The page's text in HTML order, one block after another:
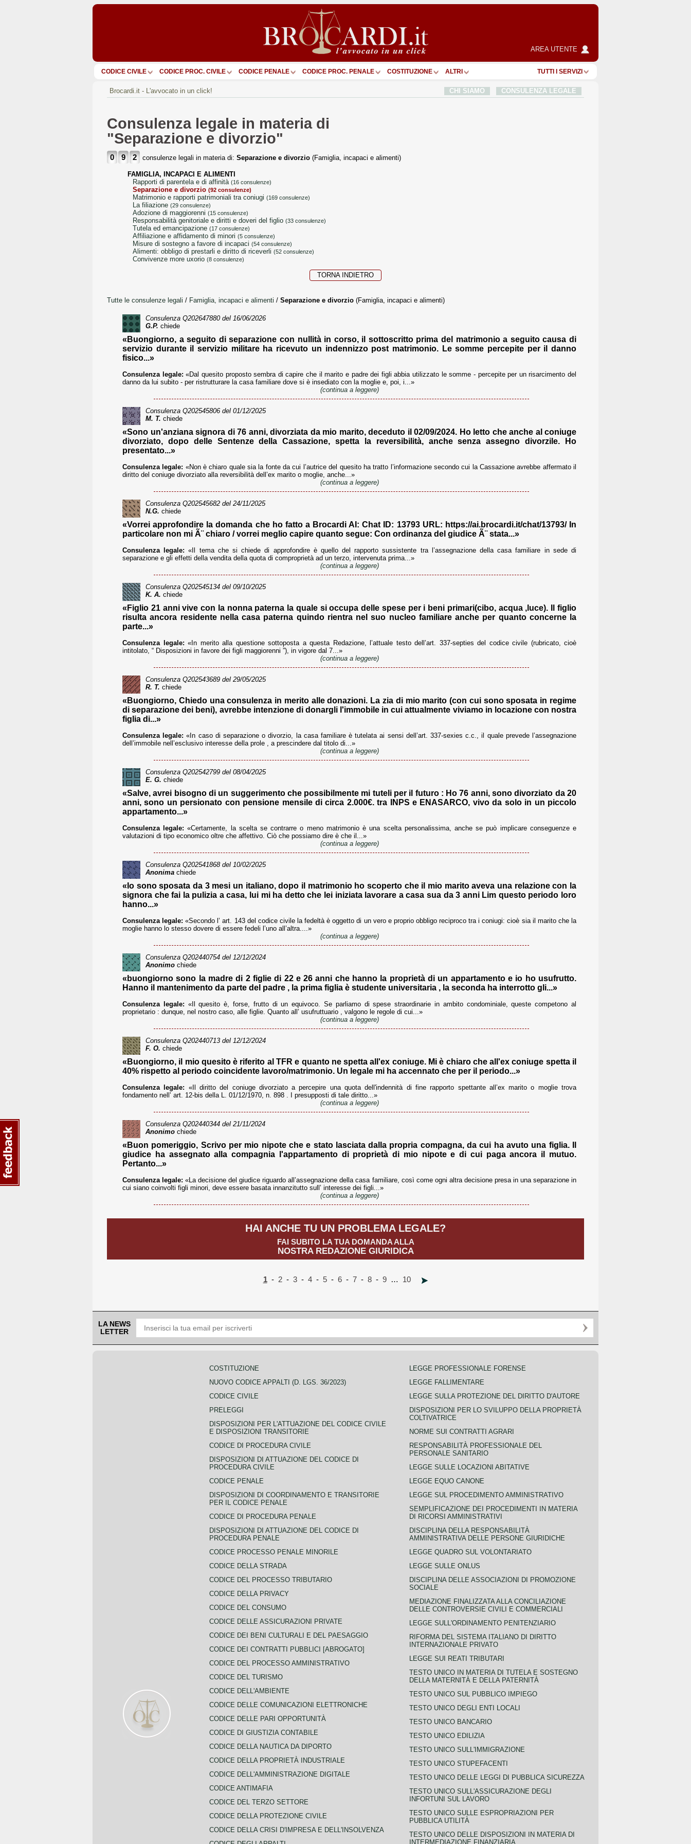
AREA UTENTE
CODICE CIVILE CODICE PROC. CIVILE CODICE PENALE CODICE PROC. PENALE COSTITUZIONE ALTRI TUTTI I SERVIZI
Brocardi.it - L'avvocato in un click! CHI SIAMO CONSULENZA LEGALE
Consulenza legale in materia di
"Separazione e divorzio"
0 9 2 consulenze legali in materia di: Separazione e divorzio (Famiglia, incapaci e alimenti)
FAMIGLIA, INCAPACI E ALIMENTI
rapporti di parentela e di affinità (16 consulenze)
separazione e divorzio (92 consulenze)
matrimonio e rapporti patrimoniali tra coniugi (169 consulenze)
la filiazione (29 consulenze)
adozione di maggiorenni (15 consulenze)
responsabilità genitoriale e diritti e doveri del figlio (33 consulenze)
tutela ed emancipazione (17 consulenze)
affiliazione e affidamento di minori (5 consulenze)
misure di sostegno a favore di incapaci (54 consulenze)
alimenti: obbligo di prestarli e diritto di riceverli (52 consulenze)
convivenze more uxorio (8 consulenze)
TORNA INDIETRO
Tutte le consulenze legali / Famiglia, incapaci e alimenti / Separazione e divorzio (Famiglia, incapaci e alimenti)
Consulenza Q202647880del 16/06/2026
G.P. chiede
«Buongiorno, a seguito di separazione con nullità in corso, il sottoscritto prima del matrimonio a seguito causa di
servizio durante il servizio militare ha ricevuto un indennizzo post matrimonio. Le somme percepite per il danno
fisico...»
Consulenza legale: «Dal quesito proposto sembra di capire che il marito e padre dei figli abbia utilizzato le somme - percepite per un risarcimento del
danno da lui subito - per ristrutturare la casa familiare dove si è insediato con la moglie e, poi, i...»
(continua a leggere)
Consulenza Q202545806 del 01/12/2025
M. T. chiede
«Sono un'anziana signora di 76 anni, divorziata da mio marito, deceduto il 02/09/2024. Ho letto che anche al coniuge
divorziato, dopo delle Sentenze della Cassazione, spetta la reversibilità, anche senza assegno divorzile. Ho
presentato...»
Consulenza legale: «Non è chiaro quale sia la fonte da cui l’autrice del quesito ha tratto l’informazione secondo cui la Cassazione avrebbe affermato il
diritto del coniuge divorziato alla reversibilità dell’ex marito o moglie, anche...»
(continua a leggere)
Consulenza Q202545682 del 24/11/2025
N.G. chiede
«Vorrei approfondire la domanda che ho fatto a Brocardi AI: Chat ID: 13793 URL: https://ai.brocardi.it/chat/13793/ In
particolare non mi Ã¨ chiaro / vorrei meglio capire quanto segue: Con ordinanza del giudice Ã¨ stata...»
Consulenza legale: «Il tema che si chiede di approfondire è quello del rapporto sussistente tra l’assegnazione della casa familiare in sede di
separazione e gli effetti della vendita della quota di comproprietà ad un terzo, intervenuta prima...»
(continua a leggere)
Consulenza Q202545134 del 09/10/2025
K. A. chiede
«Figlio 21 anni vive con la nonna paterna la quale si occupa delle spese per i beni primari(cibo, acqua ,luce). Il figlio
risulta ancora residente nella casa paterna quindo rientra nel suo nucleo familiare anche per quanto concerne la
parte...»
Consulenza legale: «In merito alla questione sottoposta a questa Redazione, l’attuale testo dell’art. 337-septies del codice civile (rubricato, cioè
intitolato, “ Disposizioni in favore dei figli maggiorenni ”), in vigore dal 7...»
(continua a leggere)
Consulenza Q202543689 del 29/05/2025
R. T. chiede
«Buongiorno, Chiedo una consulenza in merito alle donazioni. La zia di mio marito (con cui sono sposata in regime
di separazione dei beni), avrebbe intenzione di donargli l'immobile in cui attualmente viviamo in locazione con nostra
figlia di...»
Consulenza legale: «In caso di separazione o divorzio, la casa familiare è tutelata ai sensi dell’art. 337-sexies c.c., il quale prevede l’assegnazione
dell’immobile nell’esclusivo interesse della prole , a prescindere dal titolo di...»
(continua a leggere)
Consulenza Q202542799 del 08/04/2025
E. G. chiede
«Salve, avrei bisogno di un suggerimento che possibilmente mi tuteli per il futuro : Ho 76 anni, sono divorziato da 20
anni, sono un persionato con pensione mensile di circa 2.000€. tra INPS e ENASARCO, vivo da solo in un piccolo
appartamento...»
Consulenza legale: «Certamente, la scelta se contrarre o meno matrimonio è una scelta personalissima, anche se può implicare conseguenze e
valutazioni di tipo economico oltre che affettivo. Ciò che possiamo dire è che il...»
(continua a leggere)
Consulenza Q202541868del 10/02/2025
Anonima chiede
«Io sono sposata da 3 mesi un italiano, dopo il matrimonio ho scoperto che il mio marito aveva una relazione con la
signora che fai la pulizia a casa, lui mi ha detto che lei iniziata lavorare a casa sua da 3 anni Lim questo periodo loro
hanno...»
Consulenza legale: «Secondo l’ art. 143 del codice civile la fedeltà è oggetto di un vero e proprio obbligo reciproco tra i coniugi: cioè sia il marito che la
moglie hanno lo stesso dovere di essere fedeli l’uno all’altra....»
(continua a leggere)
Consulenza Q202440754 del 12/12/2024
Anonimo chiede
«buongiorno sono la madre di 2 figlie di 22 e 26 anni che hanno la proprietà di un appartamento e io ho usufrutto.
Hanno il mantenimento da parte del padre , la prima figlia è studente universitaria , la seconda ha interrotto gli...»
Consulenza legale: «Il quesito è, forse, frutto di un equivoco. Se parliamo di spese straordinarie in ambito condominiale, queste competono al
proprietario : dunque, nel nostro caso, alle figlie. Quanto all’ usufruttuario , valgono le regole di cui...»
(continua a leggere)
Consulenza Q202440713 del 12/12/2024
F. O. chiede
«Buongiorno, il mio quesito è riferito al TFR e quanto ne spetta all'ex coniuge. Mi è chiaro che all'ex coniuge spetta il
40% rispetto al periodo coincidente lavoro/matrimonio. Un legale mi ha accennato che per il periodo...»
Consulenza legale: «Il diritto del coniuge divorziato a percepire una quota dell'indennità di fine rapporto spettante all’ex marito o moglie trova
fondamento nell’ art. 12-bis della L. 01/12/1970, n. 898 . I presupposti di tale diritto...»
(continua a leggere)
Consulenza Q202440344 del 21/11/2024
Anonimo chiede
«Buon pomeriggio, Scrivo per mio nipote che e stato lasciata dalla propria compagna, da cui ha avuto una figlia. Il
giudice ha assegnato alla compagnia l'appartamento di proprietà di mio nipote e di cui paga ancora il mutuo.
Pertanto...»
Consulenza legale: «La decisione del giudice riguardo all’assegnazione della casa familiare, così come ogni altra decisione presa in una separazione in
cui siano coinvolti figli minori, deve essere basata innanzitutto sull’ interesse dei figli...»
(continua a leggere)
HAI ANCHE TU UN PROBLEMA LEGALE?
FAI SUBITO LA TUA DOMANDA ALLA
NOSTRA REDAZIONE GIURIDICA
1 - 2 - 3 - 4 - 5 - 6 - 7 - 8 - 9 … 10
LA NEWS
LETTER
COSTITUZIONE
NUOVO CODICE APPALTI (D. LGS. 36/2023)
CODICE CIVILE
PRELEGGI
DISPOSIZIONI PER L'ATTUAZIONE DEL CODICE CIVILE
E DISPOSIZIONI TRANSITORIE
CODICE DI PROCEDURA CIVILE
DISPOSIZIONI DI ATTUAZIONE DEL CODICE DI
PROCEDURA CIVILE
CODICE PENALE
DISPOSIZIONI DI COORDINAMENTO E TRANSITORIE
PER IL CODICE PENALE
CODICE DI PROCEDURA PENALE
DISPOSIZIONI DI ATTUAZIONE DEL CODICE DI
PROCEDURA PENALE
CODICE PROCESSO PENALE MINORILE
CODICE DELLA STRADA
CODICE DEL PROCESSO TRIBUTARIO
CODICE DELLA PRIVACY
CODICE DEL CONSUMO
CODICE DELLE ASSICURAZIONI PRIVATE
CODICE DEI BENI CULTURALI E DEL PAESAGGIO
CODICE DEI CONTRATTI PUBBLICI [ABROGATO]
CODICE DEL PROCESSO AMMINISTRATIVO
CODICE DEL TURISMO
CODICE DELL'AMBIENTE
CODICE DELLE COMUNICAZIONI ELETTRONICHE
CODICE DELLE PARI OPPORTUNITÀ
CODICE DI GIUSTIZIA CONTABILE
CODICE DELLA NAUTICA DA DIPORTO
CODICE DELLA PROPRIETÀ INDUSTRIALE
CODICE DELL'AMMINISTRAZIONE DIGITALE
CODICE ANTIMAFIA
CODICE DEL TERZO SETTORE
CODICE DELLA PROTEZIONE CIVILE
CODICE DELLA CRISI D'IMPRESA E DELL'INSOLVENZA
LEGGE PROFESSIONALE FORENSE
LEGGE FALLIMENTARE
LEGGE SULLA PROTEZIONE DEL DIRITTO D'AUTORE
DISPOSIZIONI PER LO SVILUPPO DELLA PROPRIETÀ
COLTIVATRICE
NORME SUI CONTRATTI AGRARI
RESPONSABILITÀ PROFESSIONALE DEL
PERSONALE SANITARIO
LEGGE SULLE LOCAZIONI ABITATIVE
LEGGE EQUO CANONE
LEGGE SUL PROCEDIMENTO AMMINISTRATIVO
SEMPLIFICAZIONE DEI PROCEDIMENTI IN MATERIA
DI RICORSI AMMINISTRATIVI
DISCIPLINA DELLA RESPONSABILITÀ
AMMINISTRATIVA DELLE PERSONE GIURIDICHE
LEGGE QUADRO SUL VOLONTARIATO
LEGGE SULLE ONLUS
DISCIPLINA DELLE ASSOCIAZIONI DI PROMOZIONE
SOCIALE
MEDIAZIONE FINALIZZATA ALLA CONCILIAZIONE
DELLE CONTROVERSIE CIVILI E COMMERCIALI
LEGGE SULL'ORDINAMENTO PENITENZIARIO
RIFORMA DEL SISTEMA ITALIANO DI DIRITTO
INTERNAZIONALE PRIVATO
LEGGE SUI REATI TRIBUTARI
TESTO UNICO IN MATERIA DI TUTELA E SOSTEGNO
DELLA MATERNITÀ E DELLA PATERNITÀ
TESTO UNICO SUL PUBBLICO IMPIEGO
TESTO UNICO DEGLI ENTI LOCALI
TESTO UNICO BANCARIO
TESTO UNICO EDILIZIA
TESTO UNICO SULL'IMMIGRAZIONE
TESTO UNICO STUPEFACENTI
TESTO UNICO DELLE LEGGI DI PUBBLICA SICUREZZA
TESTO UNICO SULL'ASSICURAZIONE DEGLI
INFORTUNI SUL LAVORO
TESTO UNICO SULLE ESPROPRIAZIONI PER
PUBBLICA UTILITÀ
TESTO UNICO DELLE DISPOSIZIONI IN MATERIA DI
INTERMEDIAZIONE FINANZIARIA